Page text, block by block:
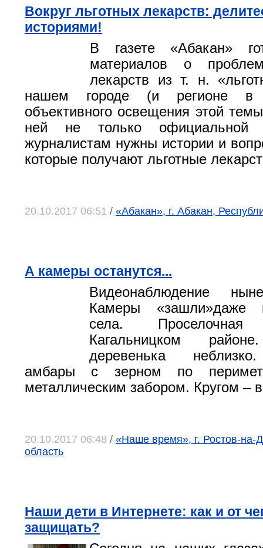
Вокруг льготных лекарств:
историями!
В газете «Абакан»
материалов о
лекарств из т. н.
нашем городе (и регионе
объективного освещения этой
ней не только официальной
журналистам нужны истории и
которые получают льготные
20.10.2017 06:51 / «Абакан», г. Абакан,
А камеры останутся...
Видеонаблюдение
Камеры «зашли»даже
села.
Кагальницком
деревенька
амбары с зерном по
металлическим забором. Кругом –
20.10.2017 06:48 / «Наше время», г. Ростов-на-
область
Наши дети в Интернете: как и от
защищать?